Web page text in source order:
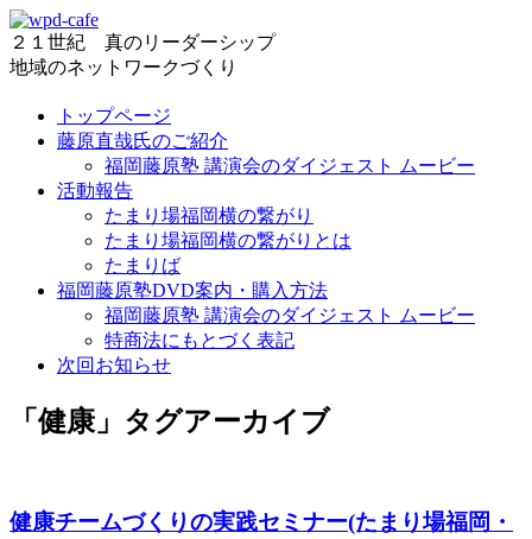
２１世紀 真のリーダーシップ
地域のネットワークづくり
トップページ
藤原直哉氏のご紹介
福岡藤原塾 講演会のダイジェスト ムービー
活動報告
たまり場福岡横の繋がり
たまり場福岡横の繋がりとは
たまりば
福岡藤原塾DVD案内・購入方法
福岡藤原塾 講演会のダイジェスト ムービー
特商法にもとづく表記
次回お知らせ
「健康 」タグアーカイブ
健康チームづくりの実践セミナー(たまり場福岡・